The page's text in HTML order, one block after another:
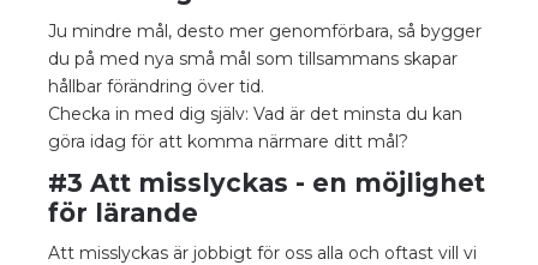
Ju mindre mål, desto mer genomförbara, så bygger
du på med nya små mål som tillsammans skapar
hållbar förändring över tid.
Checka in med dig själv: Vad är det minsta du kan
göra idag för att komma närmare ditt mål?
#3 Att misslyckas - en möjlighet
för lärande
Att misslyckas är jobbigt för oss alla och oftast vill vi